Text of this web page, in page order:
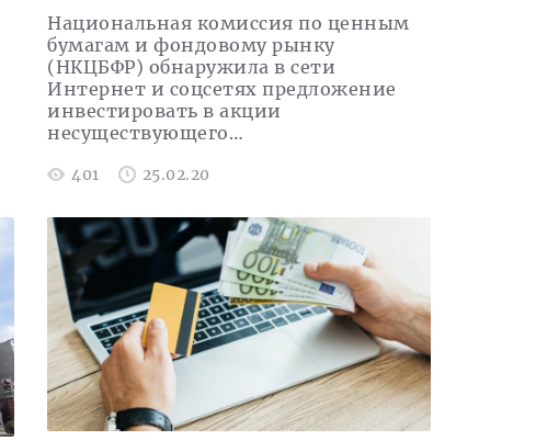
Национальная комиссия по ценным
бумагам и фондовому рынку
(НКЦБФР) обнаружила в сети
Интернет и соцсетях предложение
инвестировать в акции
несуществующего…
401 25.02.20